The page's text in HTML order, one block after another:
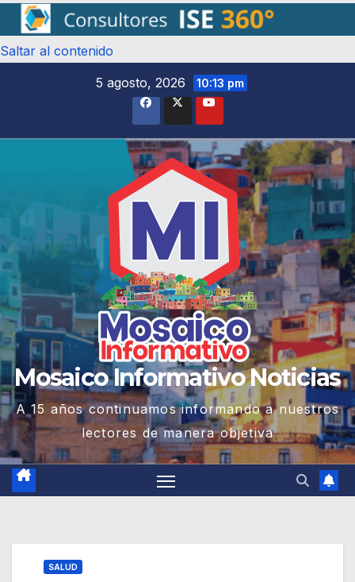
Saltar al contenido
5 agosto, 2026
10:13 pm
Mosaico Informativo Noticias
A 15 años continuamos informando a nuestros
lectores de manera objetiva
SALUD